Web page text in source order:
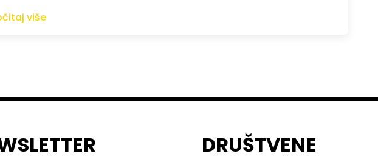
više
DRUŠTVENE